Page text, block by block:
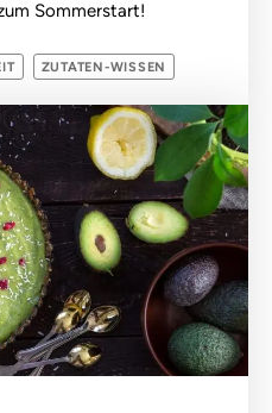
Sommerstart!
ZUTATEN-WISSEN